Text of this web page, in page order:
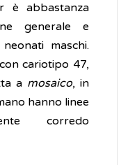
è abbastanza
generale e
maschi.
cariotipo 47,
a mosaico, in
hanno linee
corredo